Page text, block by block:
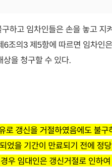
하고 임차인들은 손을 놓고 지
조의3 제5항에 따르면 임차인
상을 청구할 수 있다.
갱신을 거절하였음에도 불구
었을 기간이 만료되기 전에 정
우 임대인은 갱신거절로 인하